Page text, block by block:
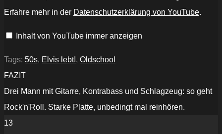
Rock
von
Erfahre mehr in der Datenschutzerklärung von YouTube.
Inhalt von YouTube immer anzeigen
Tags: 50s, Elvis lebt!, Oldschool
FAZIT
Drei Mann mit Gitarre, Kontrabass und Schlagzeug: so geht
Rock'n'Roll. Starke Platte, unbedingt mal reinhören.
13